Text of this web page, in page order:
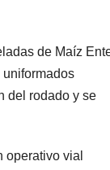
de Maíz
uniformados
del rodado y se
operativo vial